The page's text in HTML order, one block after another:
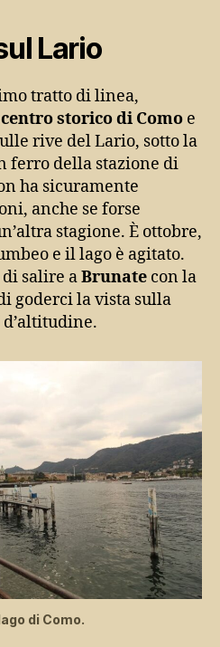
Lario
tratto di linea,
centro storico di Como e
rive del Lario, sotto la
ferro della stazione di
ha sicuramente
anche se forse
stagione. È ottobre,
e il lago è agitato.
salire aBrunate con la
goderci la vista sulla
di Como.